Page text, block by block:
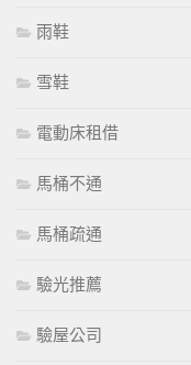
雨鞋
雪鞋
電動床租借
馬桶不通
馬桶疏通
驗光推薦
驗屋公司